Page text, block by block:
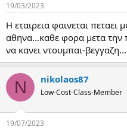
19/03/2023
Η εταιρεια φαινεται πεταει
αθηνα...καθε φορα μετα την
να κανει ντουμπαι-
N nikolaos87
Low-Cost-Class-Member
19/07/2023